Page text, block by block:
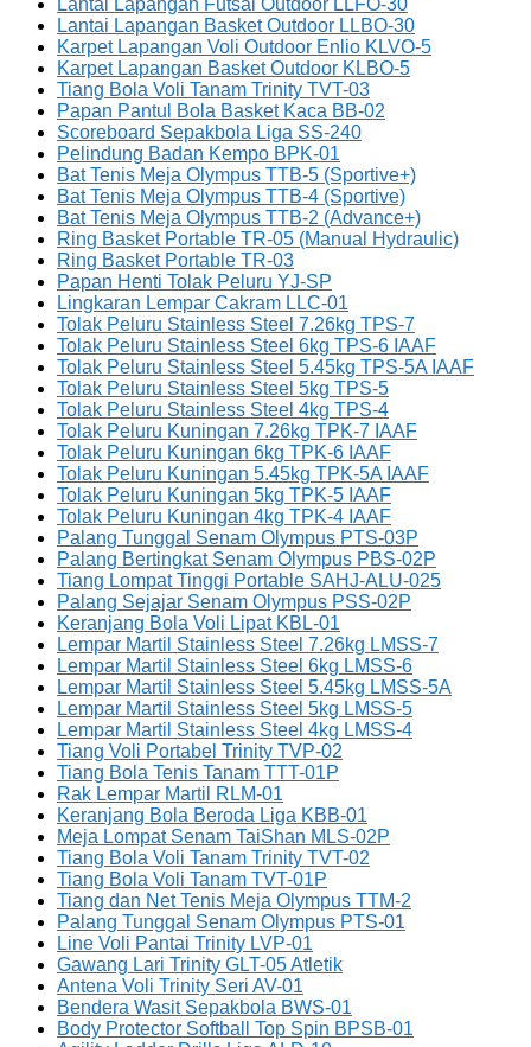
Lantai Lapangan Futsal Outdoor LLFO-30
Lantai Lapangan Basket Outdoor LLBO-30
Karpet Lapangan Voli Outdoor Enlio KLVO-5
Karpet Lapangan Basket Outdoor KLBO-5
Tiang Bola Voli Tanam Trinity TVT-03
Papan Pantul Bola Basket Kaca BB-02
Scoreboard Sepakbola Liga SS-240
Pelindung Badan Kempo BPK-01
Bat Tenis Meja Olympus TTB-5 (Sportive+)
Bat Tenis Meja Olympus TTB-4 (Sportive)
Bat Tenis Meja Olympus TTB-2 (Advance+)
Ring Basket Portable TR-05 (Manual Hydraulic)
Ring Basket Portable TR-03
Papan Henti Tolak Peluru YJ-SP
Lingkaran Lempar Cakram LLC-01
Tolak Peluru Stainless Steel 7.26kg TPS-7
Tolak Peluru Stainless Steel 6kg TPS-6 IAAF
Tolak Peluru Stainless Steel 5.45kg TPS-5A IAAF
Tolak Peluru Stainless Steel 5kg TPS-5
Tolak Peluru Stainless Steel 4kg TPS-4
Tolak Peluru Kuningan 7.26kg TPK-7 IAAF
Tolak Peluru Kuningan 6kg TPK-6 IAAF
Tolak Peluru Kuningan 5.45kg TPK-5A IAAF
Tolak Peluru Kuningan 5kg TPK-5 IAAF
Tolak Peluru Kuningan 4kg TPK-4 IAAF
Palang Tunggal Senam Olympus PTS-03P
Palang Bertingkat Senam Olympus PBS-02P
Tiang Lompat Tinggi Portable SAHJ-ALU-025
Palang Sejajar Senam Olympus PSS-02P
Keranjang Bola Voli Lipat KBL-01
Lempar Martil Stainless Steel 7.26kg LMSS-7
Lempar Martil Stainless Steel 6kg LMSS-6
Lempar Martil Stainless Steel 5.45kg LMSS-5A
Lempar Martil Stainless Steel 5kg LMSS-5
Lempar Martil Stainless Steel 4kg LMSS-4
Tiang Voli Portabel Trinity TVP-02
Tiang Bola Tenis Tanam TTT-01P
Rak Lempar Martil RLM-01
Keranjang Bola Beroda Liga KBB-01
Meja Lompat Senam TaiShan MLS-02P
Tiang Bola Voli Tanam Trinity TVT-02
Tiang Bola Voli Tanam TVT-01P
Tiang dan Net Tenis Meja Olympus TTM-2
Palang Tunggal Senam Olympus PTS-01
Line Voli Pantai Trinity LVP-01
Gawang Lari Trinity GLT-05 Atletik
Antena Voli Trinity Seri AV-01
Bendera Wasit Sepakbola BWS-01
Body Protector Softball Top Spin BPSB-01